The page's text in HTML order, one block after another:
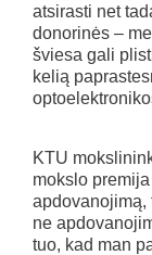
atsirasti net
donorinės –
šviesa gali
kelią
KTU
mokslo
apdovanojimą,
ne
tuo, kad man